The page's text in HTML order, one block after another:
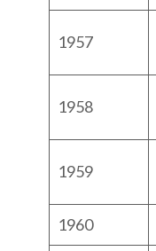
1957
1958
1959
1960